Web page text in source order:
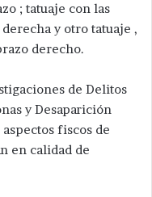
; tatuaje con las
y otro tatuaje ,
derecho.
de Delitos
y Desaparición
fiscos de
en calidad de